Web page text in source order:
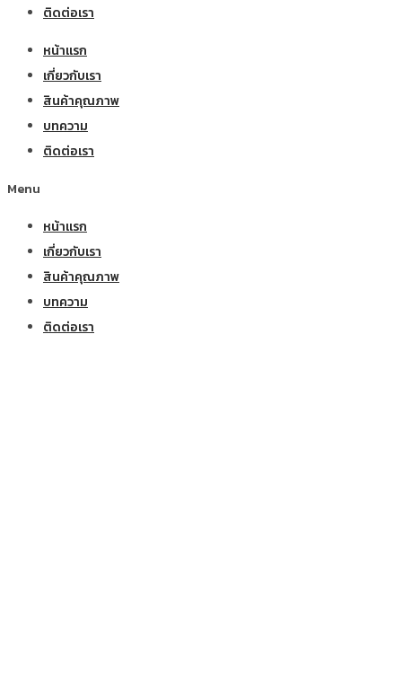
ติดต่อเรา
หน้าแรก
เกี่ยวกับเรา
สินค้าคุณภาพ
บทความ
ติดต่อเรา
Menu
หน้าแรก
เกี่ยวกับเรา
สินค้าคุณภาพ
บทความ
ติดต่อเรา